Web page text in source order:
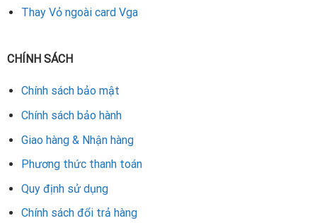
Thay Vỏ ngoài card Vga
CHÍNH SÁCH
Chính sách bảo mật
Chính sách bảo hành
Giao hàng & Nhận hàng
Phương thức thanh toán
Quy định sử dụng
Chính sách đổi trả hàng